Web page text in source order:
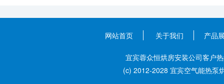
网站首页 关于我们 产品
宜宾蓉众恒烘房安装公司客
(c) 2012-2028 宜宾空气能热泵